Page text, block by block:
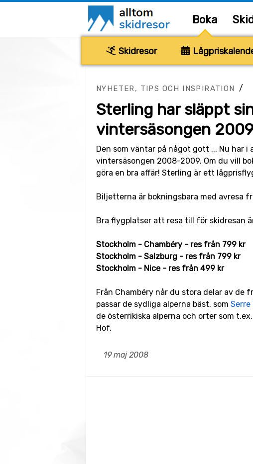
Boka
Skidresor
NYHETER, TIPS OCH INSPIRATION /
Sterling har släppt
vintersäsongen
Den som väntar på något gott ... Nu har
vintersäsongen 2008-2009. Om du vill
göra en bra affär! Sterling är ett
Biljetterna är bokningsbara med avresa
Bra flygplatser att resa till för skidresan
Stockholm - Chambéry - res från 799 kr
Stockholm - Salzburg - res från 799 kr
Stockholm - Nice - res från 499 kr
Från Chambéry når du stora delar av de
passar de sydliga alperna bäst, som Serre
de österrikiska alperna och orter som t.ex.
Hof.
19 maj 2008